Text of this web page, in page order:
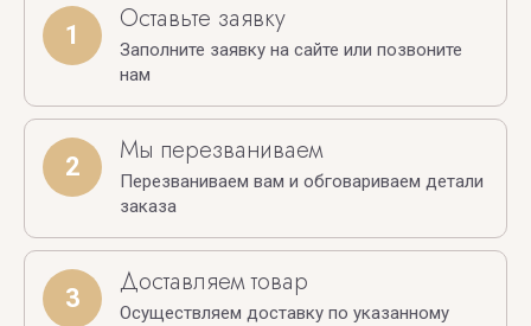
1 Оставьте заявку
Заполните заявку на сайте или позвоните
нам
2 Мы перезваниваем
Перезваниваем вам и обговариваем детали
заказа
3 Доставляем товар
Осуществляем доставку по указанному